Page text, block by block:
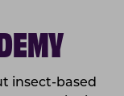
insect-based